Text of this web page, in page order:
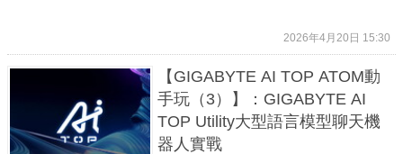
2026年4月20日 15:30
【GIGABYTE AI TOP ATOM動
手玩（3）】：GIGABYTE AI
TOP Utility大型語言模型聊天機
器人實戰